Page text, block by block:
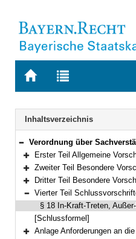
Zur
BAYERN.RECHT
Zur
letzten
Suche
Navigation
Inhaltsverzeichnis
Bereich reduzieren
Verordnung über Sachverständige und Untersuchungsstellen für den Bodenschutz und die Altlastenbehandlung in Bayern
Bereich erweitern
Erster Teil Allgemeine
Bereich erweitern
Zweiter Teil Besondere
Bereich erweitern
Dritter Teil Besondere
Bereich reduzieren
Vierter Teil
§ 18 In-Kraft-Treten,
[Schlussformel]
Anlage Anforderungen an die Sachkunde und